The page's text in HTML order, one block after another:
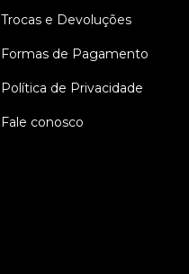
Trocas e Devoluções
Formas de Pagamento
Política de Privacidade
Fale conosco